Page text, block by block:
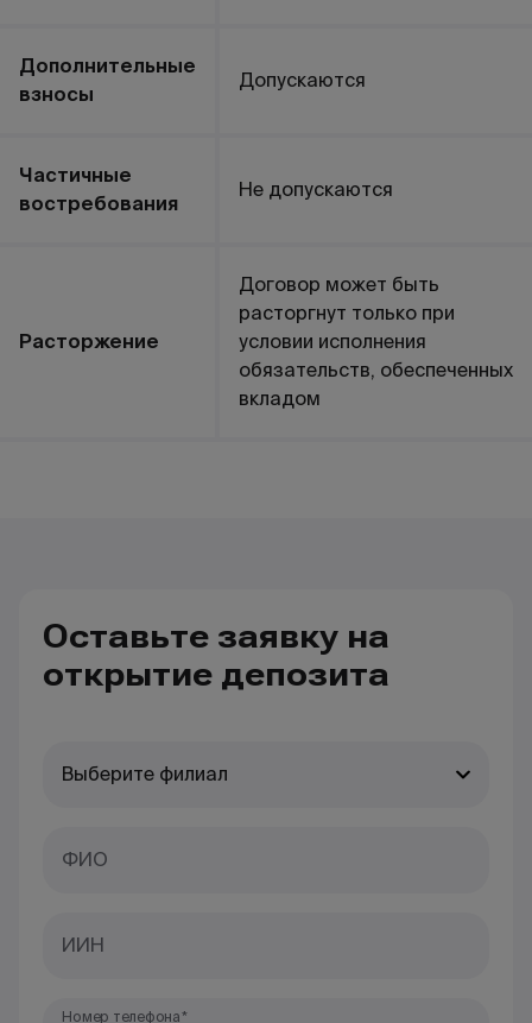
Дополнительные
взносы
Допускаются
Частичные
востребования
Не допускаются
Расторжение
Договор может быть
расторгнут только при
условии исполнения
обязательств, обеспеченных
вкладом
Оставьте заявку на
открытие депозита
Выберите филиал
ФИО
ИИН
Номер телефона*